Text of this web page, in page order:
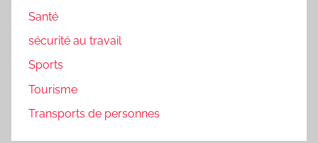
Santé
sécurité au travail
Sports
Tourisme
Transports de personnes